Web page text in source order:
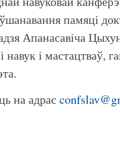
памяці
Апанасавіча
і мастацтваў,
на адрас